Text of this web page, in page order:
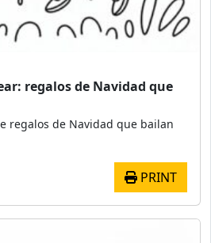
regalos de Navidad que
regalos de Navidad que bailan
PRINT